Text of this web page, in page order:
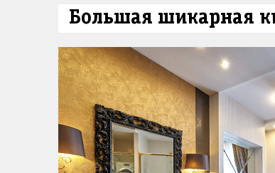
Большая шикарная